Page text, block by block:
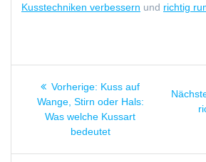
Kusstechniken verbessern und richtig
Vorherige: Vorheriger
Beitrag:
Kuss auf
Wange, Stirn oder Hals:
Was welche Kussart
bedeutet